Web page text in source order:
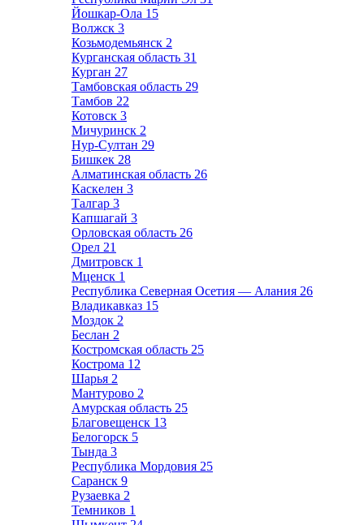
Йошкар-Ола 15
Волжск 3
Козьмодемьянск 2
Курганская область 31
Курган 27
Тамбовская область 29
Тамбов 22
Котовск 3
Мичуринск 2
Нур-Султан 29
Бишкек 28
Алматинская область 26
Каскелен 3
Талгар 3
Капшагай 3
Орловская область 26
Орел 21
Дмитровск 1
Мценск 1
Республика Северная Осетия — Алания 26
Владикавказ 15
Моздок 2
Беслан 2
Костромская область 25
Кострома 12
Шарья 2
Мантурово 2
Амурская область 25
Благовещенск 13
Белогорск 5
Тында 3
Республика Мордовия 25
Саранск 9
Рузаевка 2
Темников 1